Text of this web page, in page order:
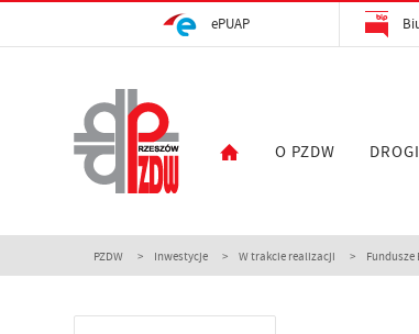
ePUAP
O PZDW
PZDW Inwestycje W trakcie realizacji Fundusze